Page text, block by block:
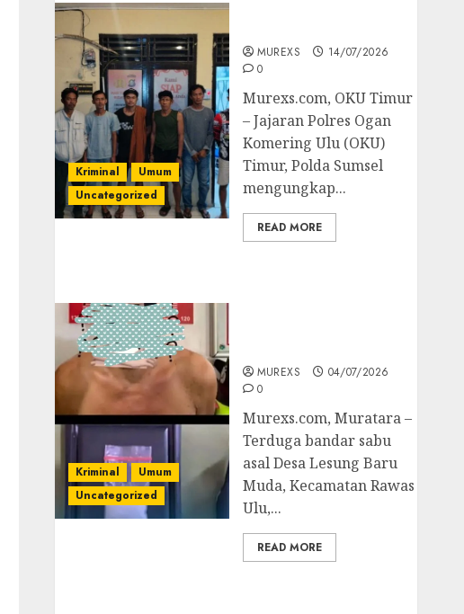
Kriminal
Umum
Uncategorized
MUREXS
14/07/2026
0
Murexs.com, OKU Timur
– Jajaran Polres Ogan
Komering Ulu (OKU)
Timur, Polda Sumsel
mengungkap...
READ MORE
Kriminal
Umum
Uncategorized
MUREXS
04/07/2026
0
Murexs.com, Muratara –
Terduga bandar sabu
asal Desa Lesung Baru
Muda, Kecamatan Rawas
Ulu,...
READ MORE